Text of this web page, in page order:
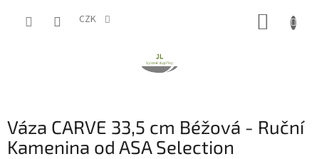
CZK
Váza CARVE 33,5 cm Béžová - Ruční
Kamenina od ASA Selection